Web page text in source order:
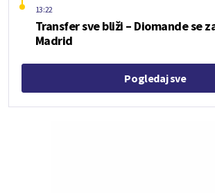
Transfer sve bliži – Diomande se
Madrid
13:22
Pogledaj sve